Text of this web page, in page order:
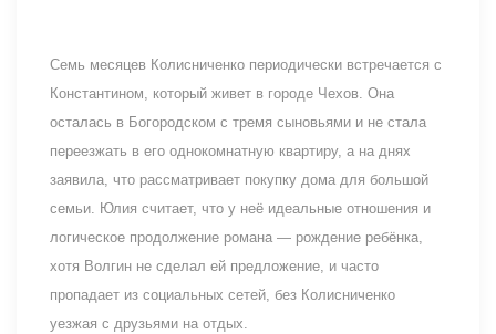
Семь месяцев Колисниченко периодически встречается с
Константином, который живет в городе Чехов. Она
осталась в Богородском с тремя сыновьями и не стала
переезжать в его однокомнатную квартиру, а на днях
заявила, что рассматривает покупку дома для большой
семьи. Юлия считает, что у неё идеальные отношения и
логическое продолжение романа — рождение ребёнка,
хотя Волгин не сделал ей предложение, и часто
пропадает из социальных сетей, без Колисниченко
уезжая с друзьями на отдых.